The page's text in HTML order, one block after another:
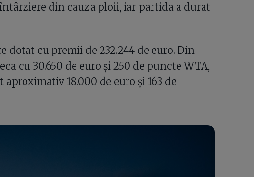
din cauza ploii, iar partida a durat
dotat cu premii de 232.244 de euro. Din
cu 30.650 de euro și 250 de puncte WTA,
18.000 de euro și 163 de